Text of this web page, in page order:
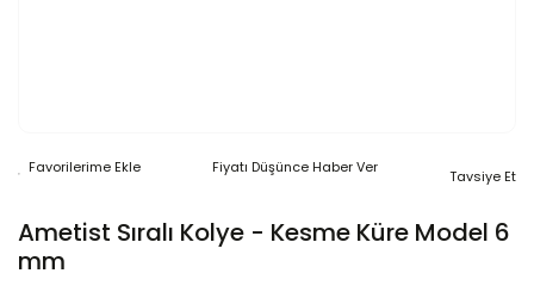
Fiyatı Düşünce Haber Ver Tavsiye Et
Ametist Sıralı Kolye - Kesme Küre Model 6
mm